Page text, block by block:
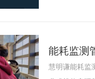
能耗监测
慧明谦能耗监